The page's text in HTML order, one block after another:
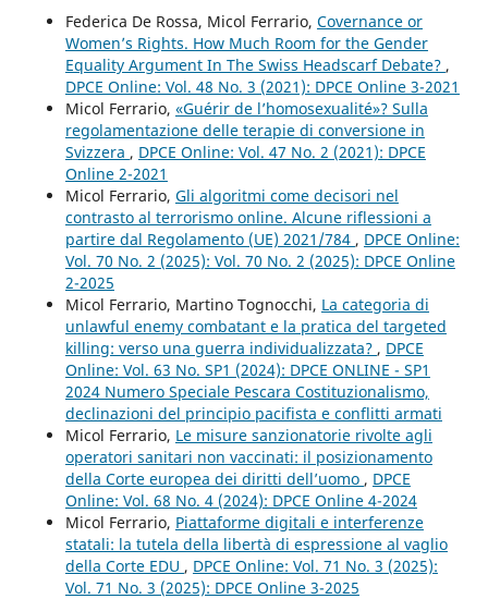
Federica De Rossa, Micol Ferrario, Covernance or
Women’s Rights. How Much Room for the Gender
Equality Argument In The Swiss Headscarf Debate? ,
DPCE Online: Vol. 48 No. 3 (2021): DPCE Online 3-2021
Micol Ferrario, «Guérir de l’homosexualité»? Sulla
regolamentazione delle terapie di conversione in
Svizzera , DPCE Online: Vol. 47 No. 2 (2021): DPCE
Online 2-2021
Micol Ferrario, Gli algoritmi come decisori nel
contrasto al terrorismo online. Alcune riflessioni a
partire dal Regolamento (UE) 2021/784 , DPCE Online:
Vol. 70 No. 2 (2025): Vol. 70 No. 2 (2025): DPCE Online
2-2025
Micol Ferrario, Martino Tognocchi, La categoria di
unlawful enemy combatant e la pratica del targeted
killing: verso una guerra individualizzata? , DPCE
Online: Vol. 63 No. SP1 (2024): DPCE ONLINE - SP1
2024 Numero Speciale Pescara Costituzionalismo,
declinazioni del principio pacifista e conflitti armati
Micol Ferrario, Le misure sanzionatorie rivolte agli
operatori sanitari non vaccinati: il posizionamento
della Corte europea dei diritti dell’uomo , DPCE
Online: Vol. 68 No. 4 (2024): DPCE Online 4-2024
Micol Ferrario, Piattaforme digitali e interferenze
statali: la tutela della libertà di espressione al vaglio
della Corte EDU , DPCE Online: Vol. 71 No. 3 (2025):
Vol. 71 No. 3 (2025): DPCE Online 3-2025